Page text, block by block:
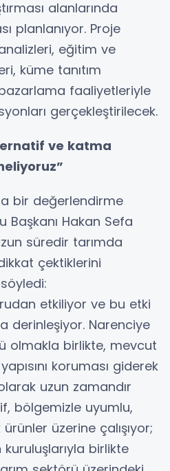
alanlarında
planlanıyor. Proje
eğitim ve
küme tanıtım
pazarlama faaliyetleriyle
gerçekleştirilecek.
ve katma
bir değerlendirme
Başkanı Hakan Sefa
süredir tarımda
çektiklerini
etkiliyor ve bu etki
derinleşiyor. Narenciye
olmakla birlikte, mevcut
koruması giderek
uzun zamandır
bölgemizle uyumlu,
üzerine çalışıyor;
birlikte